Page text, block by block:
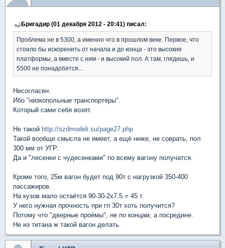
Бригадир (01 декабря 2012 - 20:41) писал:
Проблема не в 5300, а именно что в прошлом веке. Первое, что
стоило бы искоренить от начала и до конца - это высокие
платформы, а вместе с ним - и высокий пол. А там, глядишь, и
5500 не понадобятся...
Несогласен.
Ибо "низкопольные транспортёры".
Который сами себя возят.
Не такой http://szdmodeli.su/page27.php
Такой вообще смысла не имеет, а ещё ниже, не соврать, пол
300 мм от УГР.
Да и "лесенки с чудесенками" по всему вагону получатся.
Кроме того, 25м вагон будет под 90т с нагрузкой 350-400
пассажиров.
На кузов мало остаётся 90-30-2х7.5 = 45 т.
У него нужная прочность при гп 30т хоть получится?
Потому что "дверные проёмы", не по концам, а посредине.
Не из титана ж такой вагон делать.